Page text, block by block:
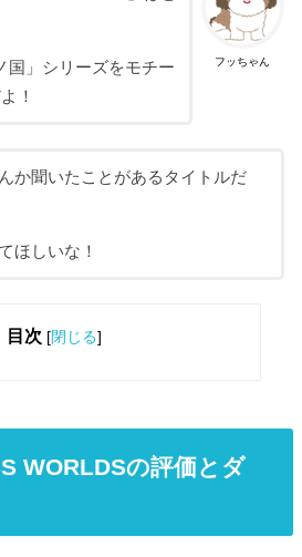
フッちゃん
国」シリーズをモチー
！
か聞いたことがあるタイトルだ
ほしいな！
目次 [閉じる]
WORLDSの評価とダ